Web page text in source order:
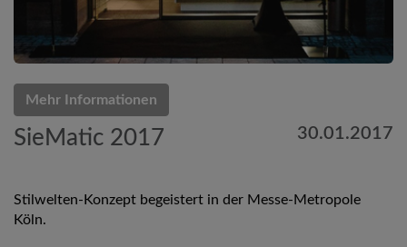
Mehr Informationen
SieMatic 2017 30.01.2017
Stilwelten-Konzept begeistert in der Messe-Metropole
Köln.